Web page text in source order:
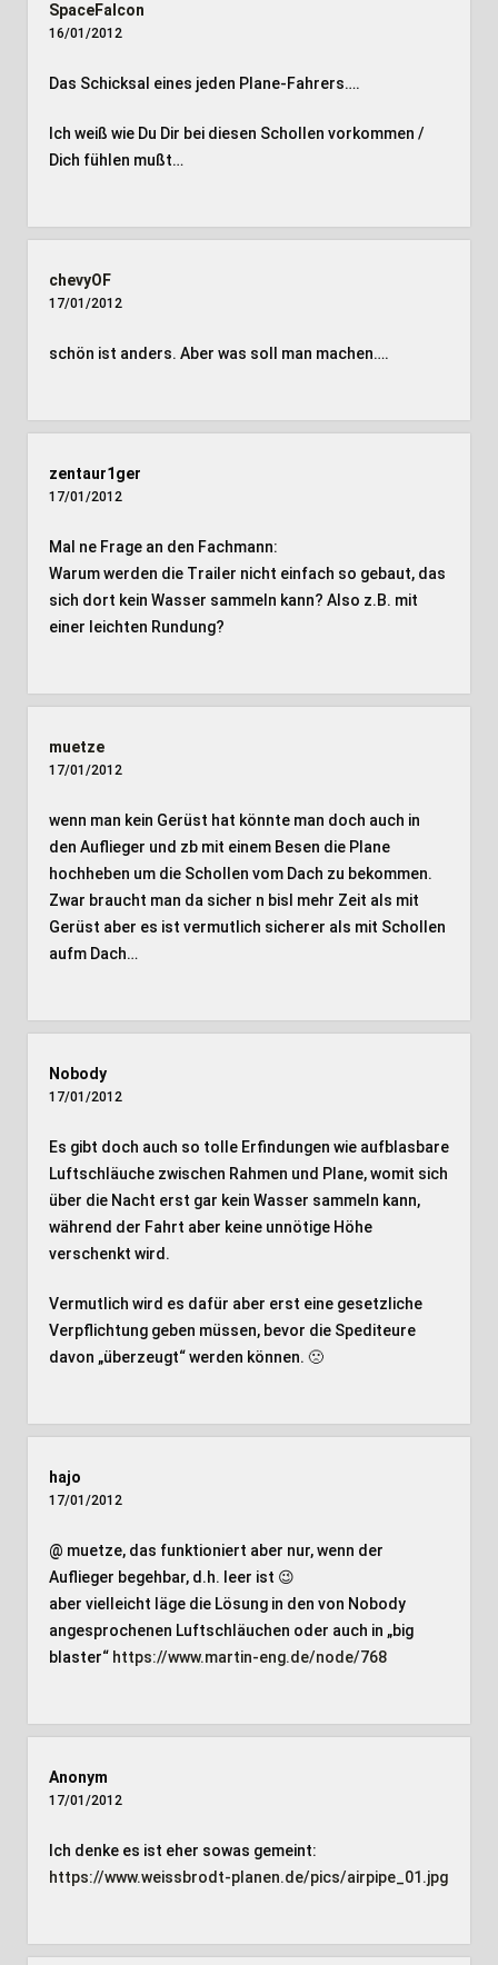
SpaceFalcon
16/01/2012
Das Schicksal eines jeden Plane-Fahrers….
Ich weiß wie Du Dir bei diesen Schollen vorkommen /
Dich fühlen mußt…
chevyOF
17/01/2012
schön ist anders. Aber was soll man machen….
zentaur1ger
17/01/2012
Mal ne Frage an den Fachmann:
Warum werden die Trailer nicht einfach so gebaut, das
sich dort kein Wasser sammeln kann? Also z.B. mit
einer leichten Rundung?
muetze
17/01/2012
wenn man kein Gerüst hat könnte man doch auch in
den Auflieger und zb mit einem Besen die Plane
hochheben um die Schollen vom Dach zu bekommen.
Zwar braucht man da sicher n bisl mehr Zeit als mit
Gerüst aber es ist vermutlich sicherer als mit Schollen
aufm Dach…
Nobody
17/01/2012
Es gibt doch auch so tolle Erfindungen wie aufblasbare
Luftschläuche zwischen Rahmen und Plane, womit sich
über die Nacht erst gar kein Wasser sammeln kann,
während der Fahrt aber keine unnötige Höhe
verschenkt wird.
Vermutlich wird es dafür aber erst eine gesetzliche
Verpflichtung geben müssen, bevor die Spediteure
davon „überzeugt“ werden können. 🙁
hajo
17/01/2012
@ muetze, das funktioniert aber nur, wenn der
Auflieger begehbar, d.h. leer ist 😉
aber vielleicht läge die Lösung in den von Nobody
angesprochenen Luftschläuchen oder auch in „big
blaster“ https://www.martin-eng.de/node/768
Anonym
17/01/2012
Ich denke es ist eher sowas gemeint:
https://www.weissbrodt-planen.de/pics/airpipe_01.jpg